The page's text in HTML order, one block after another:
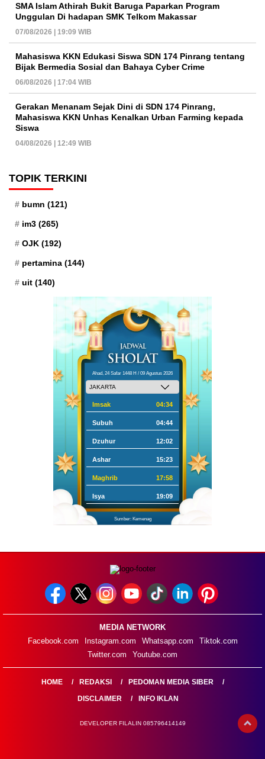
SMA Islam Athirah Bukit Baruga Paparkan Program
Unggulan Di hadapan SMK Telkom Makassar
07/08/2026 | 19:09 WIB
Mahasiswa KKN Edukasi Siswa SDN 174 Pinrang tentang
Bijak Bermedia Sosial dan Bahaya Cyber Crime
06/08/2026 | 17:04 WIB
Gerakan Menanam Sejak Dini di SDN 174 Pinrang,
Mahasiswa KKN Unhas Kenalkan Urban Farming kepada
Siswa
04/08/2026 | 12:49 WIB
TOPIK TERKINI
bumn (121)
im3 (265)
OJK (192)
pertamina (144)
uit (140)
Ahad, 24 Safar 1448 H / 09 Agustus 2026
Imsak 04:34
Subuh 04:44
Dzuhur 12:02
Ashar 15:23
Maghrib 17:58
Isya 19:09
Sumber: Kemenag
MEDIA NETWORK
Facebook.com
Instagram.com Whatsapp.com
Tiktok.com
Twitter.com
Youtube.com
HOME REDAKSI
PEDOMAN MEDIA SIBER
DISCLAIMER
INFO IKLAN
DEVELOPER FILALIN 085796414149